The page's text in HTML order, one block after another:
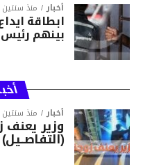
أخبار منذ سنتين
بينهم
أخبار منذ سنتين
وزير
(التفاصــيل)